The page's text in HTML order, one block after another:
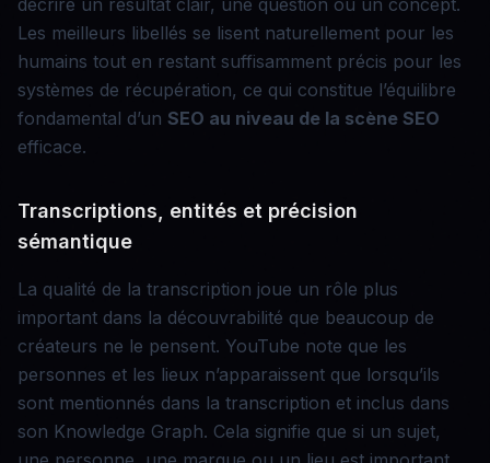
décrire un résultat clair, une question ou un concept.
Les meilleurs libellés se lisent naturellement pour les
humains tout en restant suffisamment précis pour les
systèmes de récupération, ce qui constitue l’équilibre
fondamental d’un SEO au niveau de la scène SEO
efficace.
Transcriptions, entités et précision
sémantique
La qualité de la transcription joue un rôle plus
important dans la découvrabilité que beaucoup de
créateurs ne le pensent. YouTube note que les
personnes et les lieux n’apparaissent que lorsqu’ils
sont mentionnés dans la transcription et inclus dans
son Knowledge Graph. Cela signifie que si un sujet,